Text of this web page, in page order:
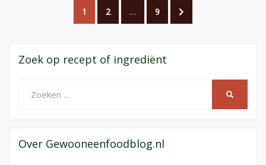
Berichtnavigatie
PAGINA
1 PAGINA
2 … PAGINA
9
VOLGENDE
PAGINA
Zoek op recept of ingrediënt
naar:
Over Gewooneenfoodblog.nl